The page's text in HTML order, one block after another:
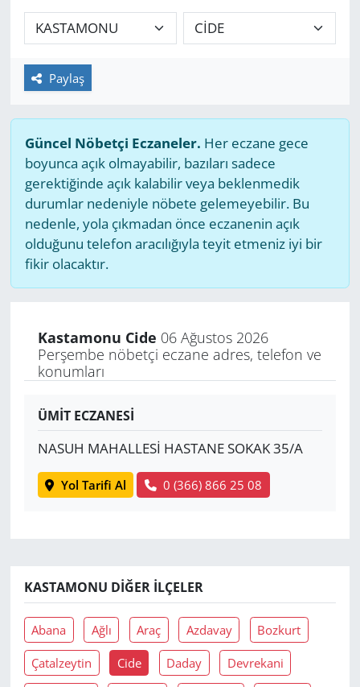
Paylaş
Güncel Nöbetçi Eczaneler. Her eczane gece
boyunca açık olmayabilir, bazıları sadece
gerektiğinde açık kalabilir veya beklenmedik
durumlar nedeniyle nöbete gelemeyebilir. Bu
nedenle, yola çıkmadan önce eczanenin açık
olduğunu telefon aracılığıyla teyit etmeniz iyi bir
fikir olacaktır.
Kastamonu Cide 06 Ağustos 2026
Perşembe nöbetçi eczane adres, telefon ve
konumları
ÜMİT ECZANESİ
NASUH MAHALLESİ HASTANE SOKAK 35/A
Yol Tarifi Al 0 (366) 866 25 08
KASTAMONU DIĞER İLÇELER
Abana Ağlı Araç Azdavay Bozkurt
Çatalzeytin Cide Daday Devrekani
GÜNDEM
HABERDE İNSAN
MAGAZİN
POLİTİKA
RESMİ İLANLAR
SAĞLIK
SPOR